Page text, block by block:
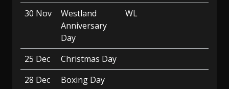
30 Nov
Westland
Anniversary
Day
WL
25 Dec
Christmas Day
28 Dec
Boxing Day